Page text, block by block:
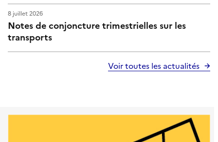
Notes de conjoncture trimestrielles sur les
transports
8 juillet 2026
Voir toutes les actualités